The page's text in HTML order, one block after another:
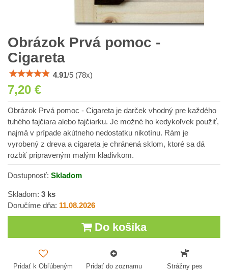
Obrázok Prvá pomoc -
Cigareta
4.91/5 (78x)
7,20 €
Obrázok Prvá pomoc - Cigareta je darček vhodný pre každého
tuhého fajčiara alebo fajčiarku. Je možné ho kedykoľvek použiť,
najmä v prípade akútneho nedostatku nikotínu. Rám je
vyrobený z dreva a cigareta je chránená sklom, ktoré sa dá
rozbiť pripraveným malým kladivkom.
Dostupnosť: Skladom
Skladom: 3 ks
Doručíme dňa: 11.08.2026
Do košíka
Pridať k Obľúbeným Pridať do zoznamu Strážny pes